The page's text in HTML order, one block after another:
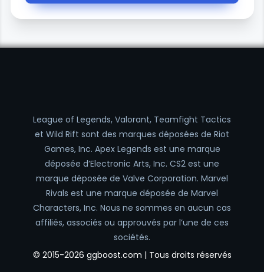
League of Legends, Valorant, Teamfight Tactics
et Wild Rift sont des marques déposées de Riot
Games, Inc. Apex Legends est une marque
déposée d’Electronic Arts, Inc. CS2 est une
marque déposée de Valve Corporation. Marvel
Rivals est une marque déposée de Marvel
Characters, Inc. Nous ne sommes en aucun cas
affiliés, associés ou approuvés par l’une de ces
sociétés.
© 2015-2026 ggboost.com | Tous droits réservés